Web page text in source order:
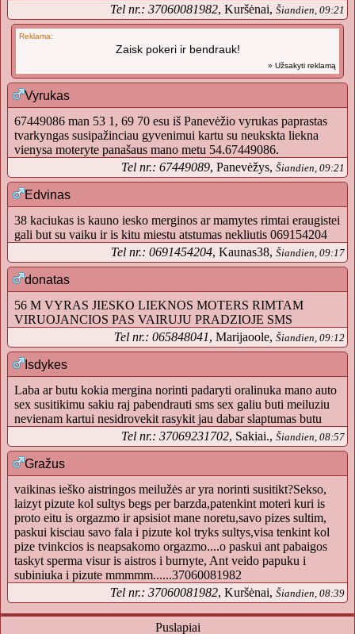
Tel nr.: 37060081982, Kuršėnai, Šiandien, 09:21
Reklama:
Zaisk pokeri ir bendrauk!
» Užsakyti reklamą
Vyrukas
67449086 man 53 1, 69 70 esu iš Panevėžio vyrukas paprastas
tvarkyngas susipažinciau gyvenimui kartu su neukskta liekna
vienysa moteryte panašaus mano metu 54.67449086.
Tel nr.: 67449089, Panevėžys, Šiandien, 09:21
Edvinas
38 kaciukas is kauno iesko merginos ar mamytes rimtai eraugistei
gali but su vaiku ir is kitu miestu atstumas nekliutis 069154204
Tel nr.: 0691454204, Kaunas38, Šiandien, 09:17
donatas
56 M VYRAS JIESKO LIEKNOS MOTERS RIMTAM
VIRUOJANCIOS PAS VAIRUJU PRADZIOJE SMS
Tel nr.: 065848041, Marijaoole, Šiandien, 09:12
Isdykes
Laba ar butu kokia mergina norinti padaryti oralinuka mano auto
sex susitikimu sakiu raj pabendrauti sms sex galiu buti meiluziu
nevienam kartui nesidrovekit rasykit jau dabar slaptumas butu
Tel nr.: 37069231702, Sakiai., Šiandien, 08:57
Gražus
vaikinas ieško aistringos meilužės ar yra norinti susitikt?Sekso,
laizyt pizute kol sultys begs per barzda,patenkint moteri kuri is
proto eitu is orgazmo ir apsisiot mane noretu,savo pizes sultim,
paskui kisciau savo fala i pizute kol tryks sultys,visa tenkint kol
pize tvinkcios is neapsakomo orgazmo....o paskui ant pabaigos
taskyt sperma visur is aistros i burnyte, Ant veido papuku i
subiniuka i pizute mmmmm......37060081982
Tel nr.: 37060081982, Kuršėnai, Šiandien, 08:39
Puslapiai